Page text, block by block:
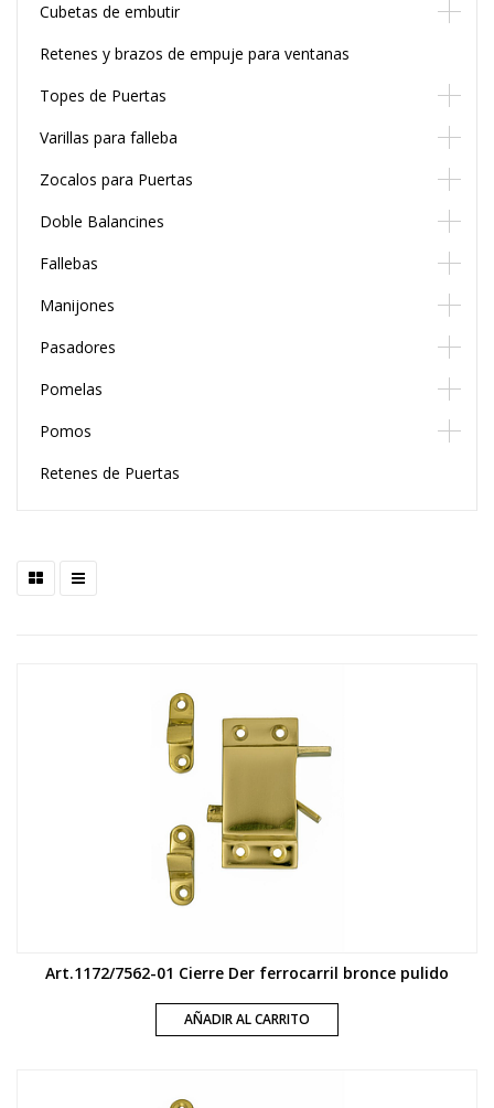
Cubetas de embutir
Retenes y brazos de empuje para ventanas
Topes de Puertas
Varillas para falleba
Zocalos para Puertas
Doble Balancines
Fallebas
Manijones
Pasadores
Pomelas
Pomos
Retenes de Puertas
Art.1172/7562-01 Cierre Der ferrocarril bronce pulido
AÑADIR AL CARRITO